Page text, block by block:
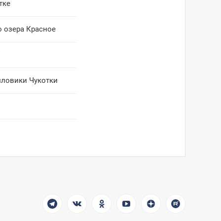
озера Красное
Чукотки